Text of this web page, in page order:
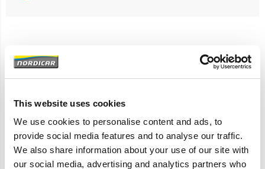
This website uses cookies
We use cookies to personalise content and ads, to
provide social media features and to analyse our traffic.
We also share information about your use of our site with
our social media, advertising and analytics partners who
Artikelomschrijving
Gepoedercoat staal en houten latten
Wordt geleverd als bouwpakket
444 544
Zeer fraaie vormgeving en afwerking